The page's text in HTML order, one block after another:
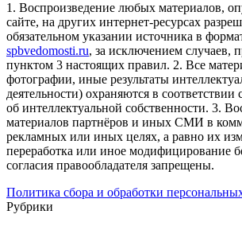
1. Воспроизведение любых материалов,
сайте, на других интернет-ресурсах
обязательном указании источника в
spbvedomosti.ru, за исключением случаев,
пунктом 3 настоящих правил. 2. Все
фотографии, иные результаты
деятельности) охраняются в соответствии
об интеллектуальной собственности. 3.
материалов партнёров и иных СМИ в
рекламных или иных целях, а равно их
переработка или иное модифицирование
согласия правообладателя запрещены.
Политика сбора и обработки
Рубрики